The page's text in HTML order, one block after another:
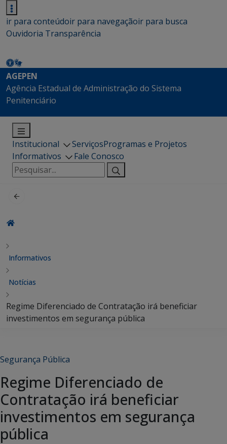
ir para conteúdoir para navegaçãoir para busca
Ouvidoria Transparência
AGEPEN
Agência Estadual de Administração do Sistema
Penitenciário
Institucional ServiçosProgramas e Projetos
Informativos
Fale Conosco
Pesquisar
por:
Informativos
Notícias
Regime Diferenciado de Contratação irá beneficiar
investimentos em segurança pública
Segurança Pública
Regime Diferenciado de
Contratação irá beneficiar
investimentos em segurança
pública